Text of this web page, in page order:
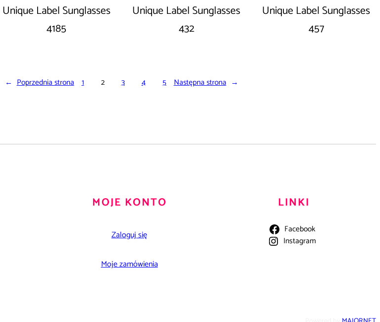
Unique Label Sunglasses
4185
Unique Label Sunglasses
432
Unique Label Sunglasses
457
← Poprzednia strona 1 2 3 4 5 Następna strona →
MOJE KONTO
Zaloguj się
Moje zamówienia
LINKI
Facebook
Instagram